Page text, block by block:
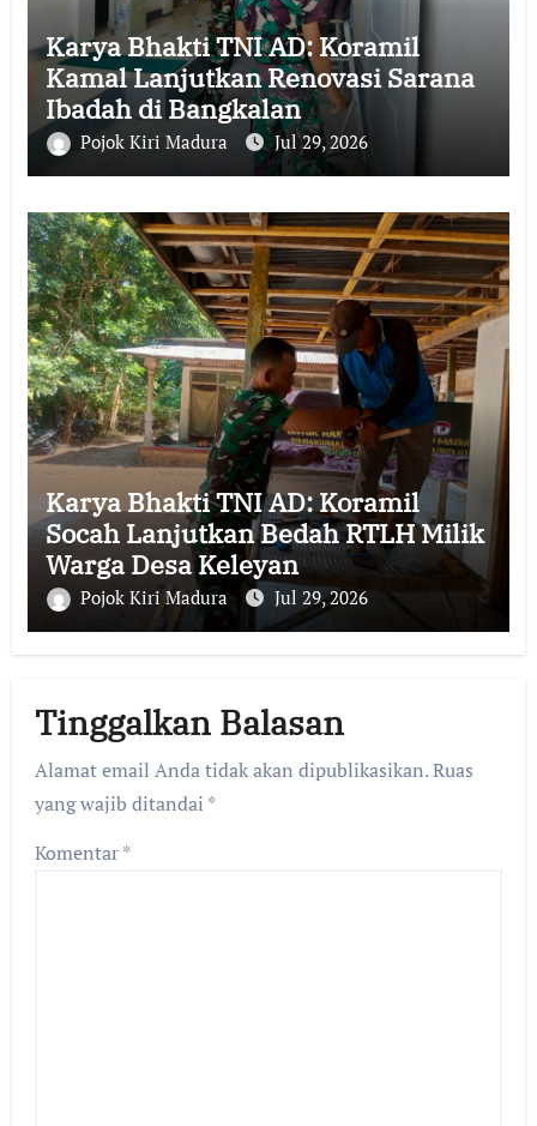
Karya Bhakti TNI AD: Koramil
Kamal Lanjutkan Renovasi Sarana
Ibadah di Bangkalan
Pojok Kiri Madura Jul 29, 2026
Karya Bhakti TNI AD: Koramil
Socah Lanjutkan Bedah RTLH Milik
Warga Desa Keleyan
Pojok Kiri Madura Jul 29, 2026
Tinggalkan Balasan
Alamat email Anda tidak akan dipublikasikan.Ruas
yang wajib ditandai *
Komentar*